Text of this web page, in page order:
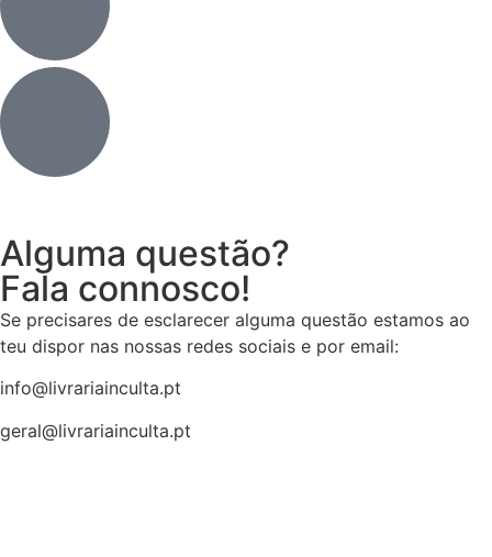
Alguma questão?
Fala connosco!
Se precisares de esclarecer alguma questão estamos ao
teu dispor nas nossas redes sociais e por email:
info@livrariainculta.pt
geral@livrariainculta.pt